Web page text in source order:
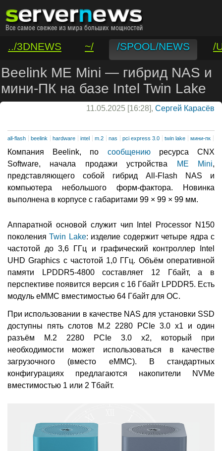
../3DNEWS ~/ /SPOOL/NEWS
/
/VAR/CONTACT
Beelink ME Mini — гибрид NAS и
мини-ПК на базе Intel Twin Lake
11.05.2025 [16:28], Сергей Карасёв
all-flash beelink hardware intel m.2 nas pci express 3.0 twin lake мини-пк
Компания Beelink, по сообщениюресурса CNX
Software, начала продажи устройства
ME Mini,
представляющего собой гибрид All-Flash NAS и
компьютера небольшого форм-фактора. Новинка
выполнена в корпусе с габаритами 99 × 99 × 99 мм.
Аппаратной основой служит чип Intel Processor N150
поколенияTwin Lake: изделие содержит четыре ядра с
частотой до 3,6 ГГц и графический контроллер Intel
UHD Graphics с частотой 1,0 ГГц. Объём оперативной
памяти LPDDR5-4800 составляет 12 Гбайт, а в
перспективе появится версия с 16 Гбайт LPDDR5. Есть
модуль eMMC вместимостью 64 Гбайт для ОС.
При использовании в качестве NAS для установки SSD
доступны пять слотов M.2 2280 PCIe 3.0 x1 и один
разъём M.2 2280 PCIe 3.0 x2, который при
необходимости может использоваться в качестве
загрузочного (вместо eMMC). В стандартных
конфигурациях предлагаются накопители NVMe
вместимостью 1 или 2 Тбайт.